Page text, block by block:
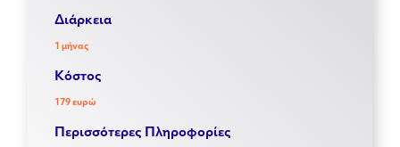
Διάρκεια
1 μήνας
Kόστος
179 ευρώ
Περισσότερες Πληροφορίες